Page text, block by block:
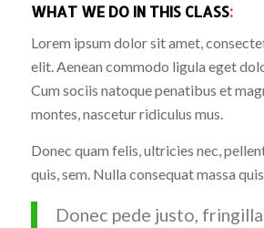
WHAT WE DO IN THIS CLASS:
Lorem ipsum dolor sit amet,
elit. Aenean commodo ligula eget
Cum sociis natoque penatibus et
montes, nascetur ridiculus mus.
Donec quam felis, ultricies nec,
quis, sem. Nulla consequat massa quis
Donec pede justo,